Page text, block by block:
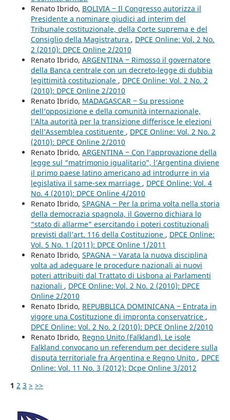
Renato Ibrido, BOLIVIA ‒ Il Congresso autorizza il
Presidente a nominare giudici ad interim del
Tribunale costituzionale, della Corte suprema e del
Consiglio della Magistratura , DPCE Online: Vol. 2 No.
2 (2010): DPCE Online 2/2010
Renato Ibrido, ARGENTINA ‒ Rimosso il governatore
della Banca centrale con un decreto-legge di dubbia
legittimità costituzionale , DPCE Online: Vol. 2 No. 2
(2010): DPCE Online 2/2010
Renato Ibrido, MADAGASCAR ‒ Su pressione
dell’opposizione e della comunità internazionale,
l’Alta autorità per la transizione differisce le elezioni
dell’Assemblea costituente , DPCE Online: Vol. 2 No. 2
(2010): DPCE Online 2/2010
Renato Ibrido, ARGENTINA ‒ Con l’approvazione della
legge sul “matrimonio igualitario”, l’Argentina diviene
il primo paese latino americano ad introdurre in via
legislativa il same-sex marriage , DPCE Online: Vol. 4
No. 4 (2010): DPCE Online 4/2010
Renato Ibrido, SPAGNA ‒ Per la prima volta nella storia
della democrazia spagnola, il Governo dichiara lo
“stato di allarme” esercitando i poteri costituzionali
previsti dall’art. 116 della Costituzione , DPCE Online:
Vol. 5 No. 1 (2011): DPCE Online 1/2011
Renato Ibrido, SPAGNA ‒ Varata la nuova disciplina
volta ad adeguare le procedure nazionali ai nuovi
poteri attribuiti dal Trattato di Lisbona ai Parlamenti
nazionali , DPCE Online: Vol. 2 No. 2 (2010): DPCE
Online 2/2010
Renato Ibrido, REPUBBLICA DOMINICANA ‒ Entrata in
vigore una Costituzione di impronta conservatrice ,
DPCE Online: Vol. 2 No. 2 (2010): DPCE Online 2/2010
Renato Ibrido, Regno Unito (Falkland). Le isole
Falkland convocano un referendum per decidere sulla
disputa territoriale fra Argentina e Regno Unito , DPCE
Online: Vol. 11 No. 3 (2012): Dcpe Online 3/2012
1 2 3 > >>